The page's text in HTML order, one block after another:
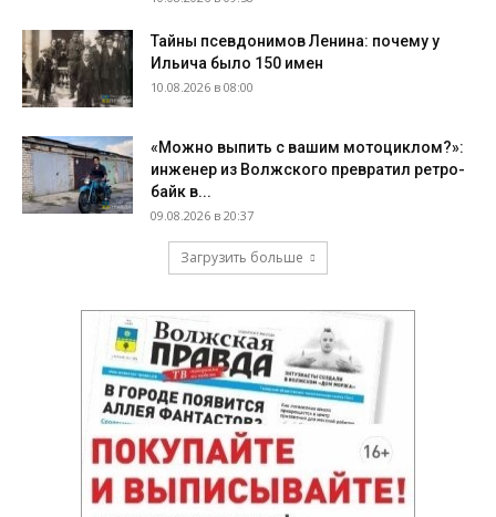
Тайны псевдонимов Ленина: почему у
Ильича было 150 имен
10.08.2026 в 08:00
«Можно выпить с вашим мотоциклом?»:
инженер из Волжского превратил ретро-
байк в...
09.08.2026 в 20:37
Загрузить больше